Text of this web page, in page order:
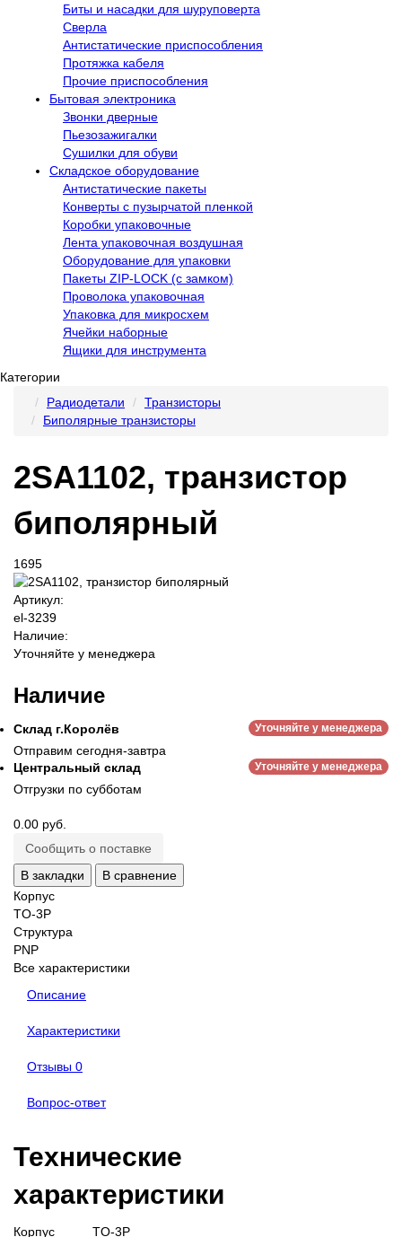
Биты и насадки для шуруповерта
Сверла
Антистатические приспособления
Протяжка кабеля
Прочие приспособления
Бытовая электроника
Звонки дверные
Пьезозажигалки
Сушилки для обуви
Складское оборудование
Антистатические пакеты
Конверты с пузырчатой пленкой
Коробки упаковочные
Лента упаковочная воздушная
Оборудование для упаковки
Пакеты ZIP-LOCK (с замком)
Проволока упаковочная
Упаковка для микросхем
Ячейки наборные
Ящики для инструмента
Категории
Радиодетали
Транзисторы
Биполярные транзисторы
2SA1102, транзистор
биполярный
1695
Артикул:
el-3239
Наличие:
Уточняйте у менеджера
Наличие
Склад г.Королёв Уточняйте у менеджера
Отправим сегодня-завтра
Центральный склад
Уточняйте у менеджера
Отгрузки по субботам
0.00 руб.
Сообщить о поставке
В закладки
В сравнение
Корпус
TO-3P
Структура
PNP
Все характеристики
Описание
Характеристики
Отзывы 0
Вопрос-ответ
Технические
характеристики
Корпус TO-3P